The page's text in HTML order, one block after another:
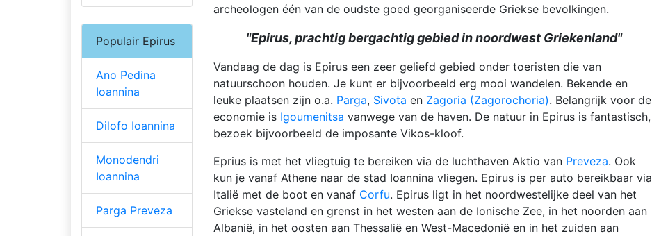
archeologen één van de oudste goed georganiseerde Griekse bevolkingen.
"Epirus, prachtig bergachtig gebied in noordwest Griekenland"
Vandaag de dag is Epirus een zeer geliefd gebied onder toeristen die van
natuurschoon houden. Je kunt er bijvoorbeeld erg mooi wandelen. Bekende en
leuke plaatsen zijn o.a. Parga, Sivota en Zagoria (Zagorochoria). Belangrijk voor de
economie is Igoumenitsa vanwege van de haven. De natuur in Epirus is fantastisch,
bezoek bijvoorbeeld de imposante Vikos-kloof.
Eprius is met het vliegtuig te bereiken via de luchthaven Aktio van Preveza. Ook
kun je vanaf Athene naar de stad Ioannina vliegen. Epirus is per auto bereikbaar via
Italië met de boot en vanaf Corfu. Epirus ligt in het noordwestelijke deel van het
Griekse vasteland en grenst in het westen aan de Ionische Zee, in het noorden aan
Albanië, in het oosten aan Thessalië en West-Macedonië en in het zuiden aan
Populair Epirus
Ano Pedina
Ioannina
Dilofo Ioannina
Monodendri
Ioannina
Parga Preveza